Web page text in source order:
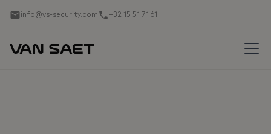
info@vs-security.com +32 15 51 71 61